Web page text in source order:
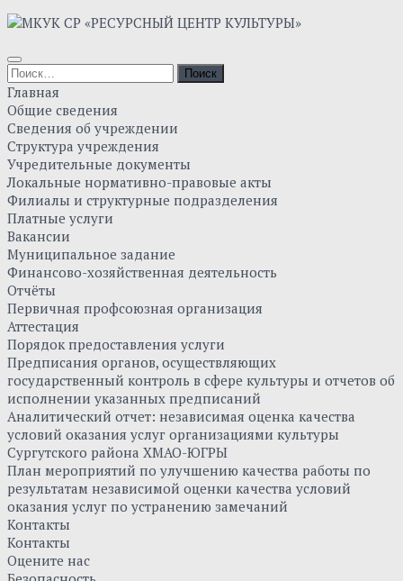
Skip
content
Найти:
Главная
Общие сведения
Сведения об учреждении
Структура учреждения
Учредительные документы
Локальные нормативно-правовые акты
Филиалы и структурные подразделения
Платные услуги
Вакансии
Муниципальное задание
Финансово-хозяйственная деятельность
Отчёты
Первичная профсоюзная организация
Аттестация
Порядок предоставления услуги
Предписания органов, осуществляющих
государственный контроль в сфере культуры и отчетов об
исполнении указанных предписаний
Аналитический отчет: независимая оценка качества
условий оказания услуг организациями культуры
Сургутского района ХМАО-ЮГРЫ
План мероприятий по улучшению качества работы по
результатам независимой оценки качества условий
оказания услуг по устранению замечаний
Контакты
Контакты
Оцените нас